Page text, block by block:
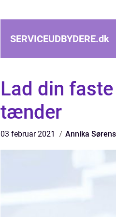
SERVICEUDBYDERE.dk
Lad din
tænder
03 februar 2021 Annika